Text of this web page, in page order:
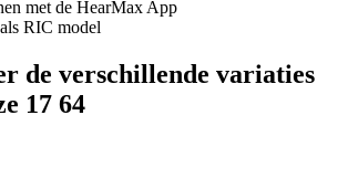
met de HearMax App
RIC model
de verschillende variaties
17 64